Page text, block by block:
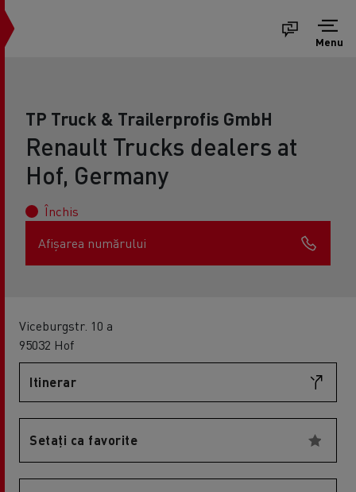
Menu
TP Truck & Trailerprofis GmbH
Renault Trucks dealers at
Hof, Germany
Închis
Afișarea numărului
Viceburgstr. 10 a
95032 Hof
Itinerar
Setați ca favorite